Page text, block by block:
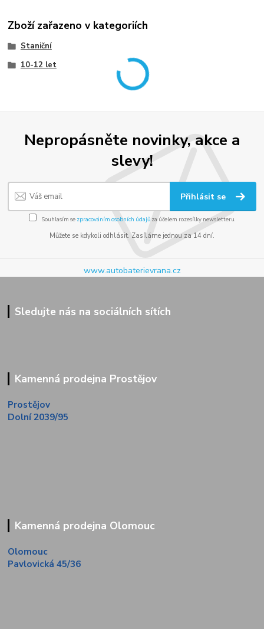
Zboží zařazeno v kategoriích
Staniční
10-12 let
Nepropásněte novinky, akce a
slevy!
Přihlásit se
Souhlasím se zpracováním osobních údajůza účelem rozesílky newsletteru.
Můžete se kdykoli odhlásit. Zasíláme jednou za 14 dní.
www.autobaterievrana.cz
Sledujte nás na sociálních sítích
Kamenná prodejna Prostějov
Prostějov
Dolní 2039/95
Kamenná prodejna Olomouc
Olomouc
Pavlovická 45/36